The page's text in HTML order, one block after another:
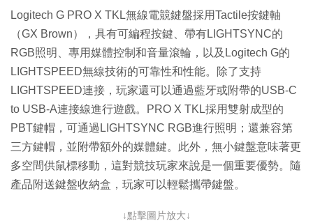
Logitech G PRO X TKL無線電競鍵盤採用Tactile按鍵軸
（GX Brown），具有可編程按鍵、帶有LIGHTSYNC的
RGB照明、專用媒體控制和音量滾輪，以及Logitech G的
LIGHTSPEED無線技術的可靠性和性能。除了支持
LIGHTSPEED連接，玩家還可以通過藍牙或附帶的USB-C
to USB-A連接線進行遊戲。PRO X TKL採用雙射成型的
PBT鍵帽，可通過LIGHTSYNC RGB進行照明；還兼容第
三方鍵帽，並附帶額外的媒體鍵。此外，無小鍵盤意味著更
多空間供鼠標移動，這對競技玩家來說是一個重要優勢。隨
產品附送鍵盤收納盒，玩家可以輕鬆攜帶鍵盤。
↓點擊圖片放大↓